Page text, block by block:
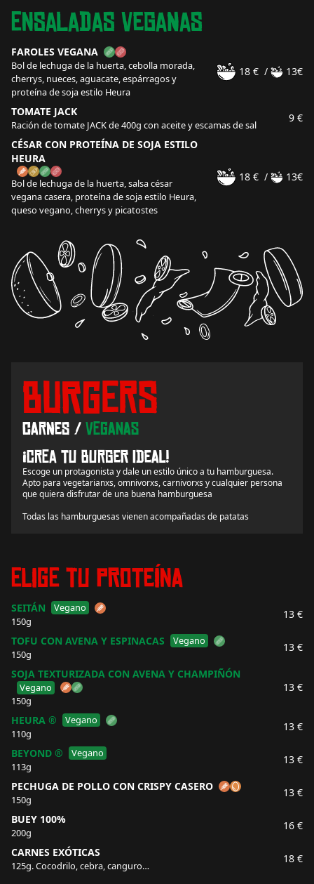
Ensaladas Veganas
FAROLES VEGANA
Bol de lechuga de la huerta, cebolla morada,
cherrys, nueces, aguacate, espárragos y
proteína de soja estilo Heura
18 € / 13€
TOMATE JACK
Ración de tomate JACK de 400g con aceite y escamas de sal
9 €
CÉSAR CON PROTEÍNA DE SOJA ESTILO
HEURA
Bol de lechuga de la huerta, salsa césar
vegana casera, proteína de soja estilo Heura,
queso vegano, cherrys y picatostes
18 € / 13€
Burgers
carnes / veganas
¡Crea tu burger ideal!
Escoge un protagonista y dale un estilo único a tu hamburguesa.
Apto para vegetarianxs, omnivorxs, carnivorxs y cualquier persona
que quiera disfrutar de una buena hamburguesa
Todas las hamburguesas vienen acompañadas de patatas
Elige tu proteína
SEITÁN
Vegano
150g
13 €
TOFU CON AVENA Y ESPINACAS
Vegano
150g
13 €
SOJA TEXTURIZADA CON AVENA Y CHAMPIÑÓN
Vegano
150g
13 €
HEURA ®
Vegano
110g
13 €
BEYOND ®
Vegano
113g
13 €
PECHUGA DE POLLO CON CRISPY CASERO
150g
13 €
BUEY 100%
200g
16 €
CARNES EXÓTICAS
125g. Cocodrilo, cebra, canguro…
18 €